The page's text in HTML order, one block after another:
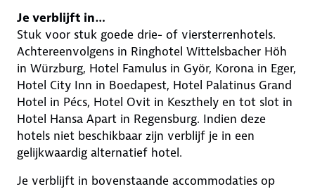
Je verblijft in…
Stuk voor stuk goede drie- of viersterrenhotels.
Achtereenvolgens in Ringhotel Wittelsbacher Höh
in Würzburg, Hotel Famulus in Györ, Korona in Eger,
Hotel City Inn in Boedapest, Hotel Palatinus Grand
Hotel in Pécs, Hotel Ovit in Keszthely en tot slot in
Hotel Hansa Apart in Regensburg. Indien deze
hotels niet beschikbaar zijn verblijf je in een
gelijkwaardig alternatief hotel.
Je verblijft in bovenstaande accommodaties op